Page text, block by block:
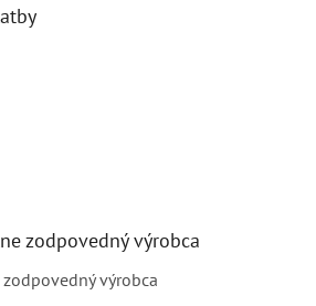
zodpovedný výrobca
výrobca